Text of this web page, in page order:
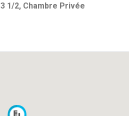
3 1/2, Chambre Privée